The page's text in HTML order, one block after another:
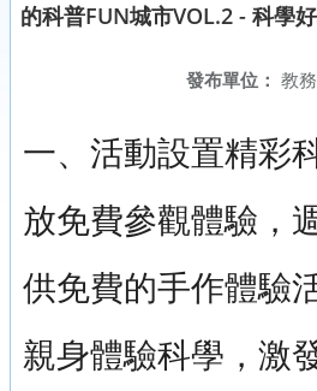
的科普FUN城市VOL.2 - 科學好
發布單位： 教
一、活動設置精彩
放免費參觀體驗，
供免費的手作體驗
親身體驗科學，激